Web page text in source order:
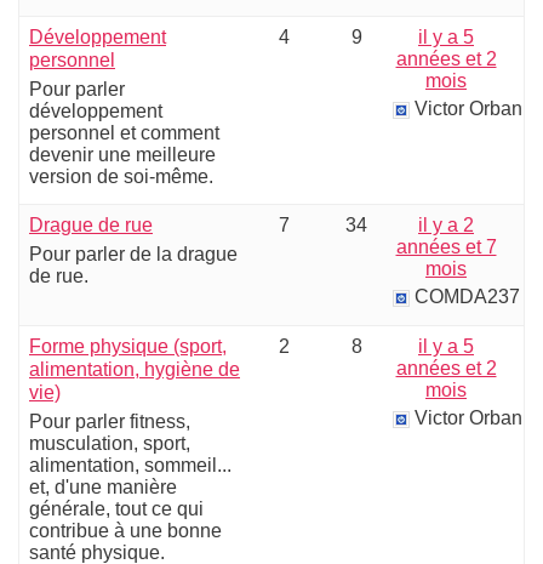
Développement
personnel
Pour parler
développement
personnel et comment
devenir une meilleure
version de soi-même.
4 9
il y a 5
années et 2
mois
Victor Orban
Drague de rue
Pour parler de la drague
de rue.
7 34
il y a 2
années et 7
mois
COMDA237
Forme physique (sport,
alimentation, hygiène de
vie)
Pour parler fitness,
musculation, sport,
alimentation, sommeil...
et, d'une manière
générale, tout ce qui
contribue à une bonne
santé physique.
2 8
il y a 5
années et 2
mois
Victor Orban